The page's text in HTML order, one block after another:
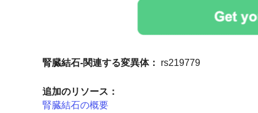
腎臓結石-関連する変異体： rs219779
追加のリソース：
腎臓結石の概要